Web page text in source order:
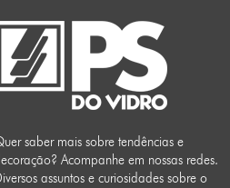
saber mais sobre tendências e
Acompanhe em nossas redes.
assuntos e curiosidades sobre o